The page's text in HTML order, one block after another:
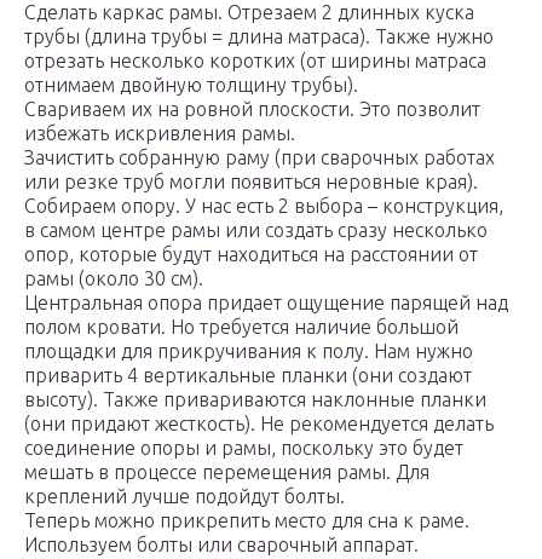
Сделать каркас рамы. Отрезаем 2 длинных куска
трубы (длина трубы = длина матраса). Также нужно
отрезать несколько коротких (от ширины матраса
отнимаем двойную толщину трубы).
Свариваем их на ровной плоскости. Это позволит
избежать искривления рамы.
Зачистить собранную раму (при сварочных работах
или резке труб могли появиться неровные края).
Собираем опору. У нас есть 2 выбора – конструкция,
в самом центре рамы или создать сразу несколько
опор, которые будут находиться на расстоянии от
рамы (около 30 см).
Центральная опора придает ощущение парящей над
полом кровати. Но требуется наличие большой
площадки для прикручивания к полу. Нам нужно
приварить 4 вертикальные планки (они создают
высоту). Также привариваются наклонные планки
(они придают жесткость). Не рекомендуется делать
соединение опоры и рамы, поскольку это будет
мешать в процессе перемещения рамы. Для
креплений лучше подойдут болты.
Теперь можно прикрепить место для сна к раме.
Используем болты или сварочный аппарат.